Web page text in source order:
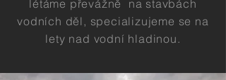
létáme převážně na stavbách
vodních děl, specializujeme se na
lety nad vodní hladinou.